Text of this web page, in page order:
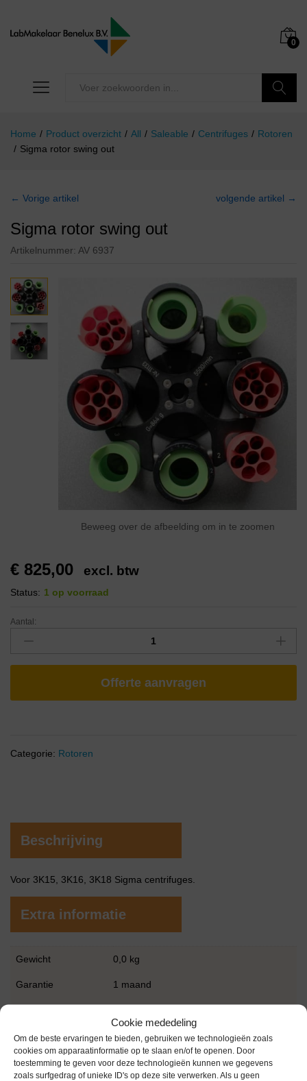
Cookie mededeling
Om de beste ervaringen te bieden, gebruiken we technologieën zoals
cookies om apparaatinformatie op te slaan en/of te openen. Door
toestemming te geven voor deze technologieën kunnen we gegevens
zoals surfgedrag of unieke ID's op deze site verwerken. Als u geen
0
Home / Product overzicht / All / Saleable / Centrifuges / Rotoren
/ Sigma rotor swing out
← Vorige artikel volgende artikel →
Sigma rotor swing out
Artikelnummer: AV 6937
Beweeg over de afbeelding om in te zoomen
€ 825,00 excl. btw
Status: 1 op voorraad
Aantal:
Offerte aanvragen
Categorie: Rotoren
Beschrijving
Voor 3K15, 3K16, 3K18 Sigma centrifuges.
Extra informatie
Gewicht 0,0 kg
Garantie 1 maand